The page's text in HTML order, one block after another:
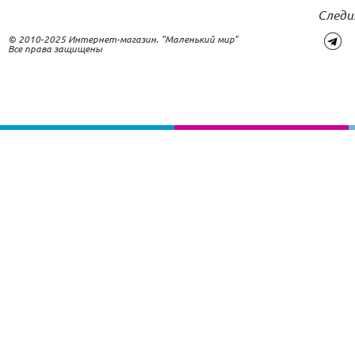
© 2010-2025 Интернет-магазин. "Маленький мир"
Все права защищены